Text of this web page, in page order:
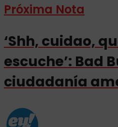
Próxima Nota
‘Shh, cuidao,
escuche’: Bad
ciudadanía